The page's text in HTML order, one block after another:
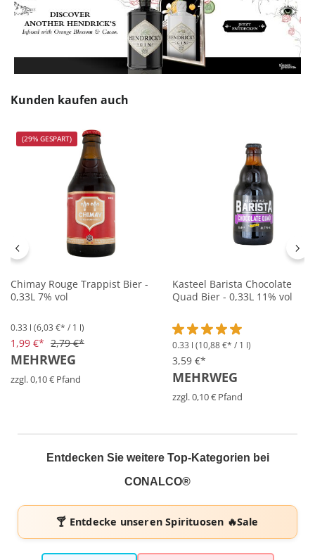
Produktgalerie überspringen
Kunden kaufen auch
(29% GESPART)
Chimay Rouge Trappist Bier -
0,33L 7% vol
0.33 l (6,03 €* / 1 l)
1,99 €* 2,79 €*
MEHRWEG
zzgl. 0,10 € Pfand
Kasteel Barista Chocolate
Quad Bier - 0,33L 11% vol
Durchschnittliche
0.33 l (10,88 €* / 1 l)
3,59 €*
MEHRWEG
zzgl. 0,10 € Pfand
Entdecken Sie weitere Top-Kategorien bei
CONALCO®
🍸 Entdecke unserenSpirituosen 🔥Sale